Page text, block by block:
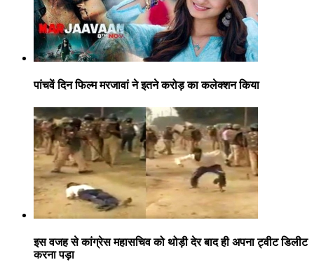
पांचवें दिन फिल्म मरजावां ने इतने करोड़ का कलेक्शन किया
इस वजह से कांग्रेस महासचिव को थोड़ी देर बाद ही अपना ट्वीट डिलीट
करना पड़ा